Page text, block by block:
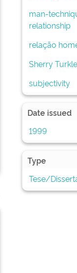
man-
relationship
relação
Sherry Turkle
subjectivity
Date issued
1999
Type
Tese/